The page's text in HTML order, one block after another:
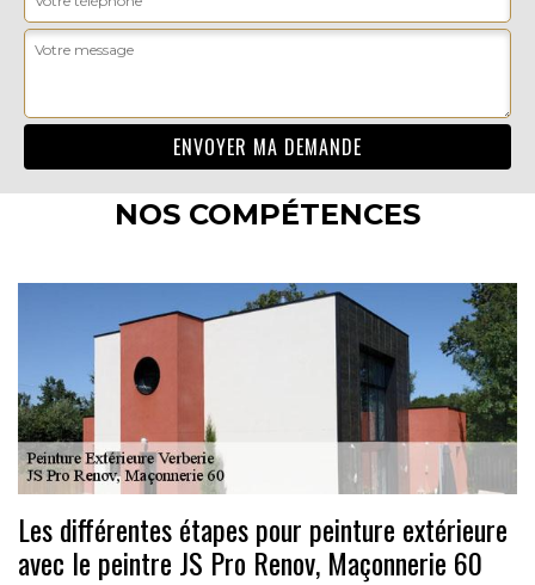
NOS COMPÉTENCES
Les différentes étapes pour peinture extérieure
avec le peintre JS Pro Renov, Maçonnerie 60